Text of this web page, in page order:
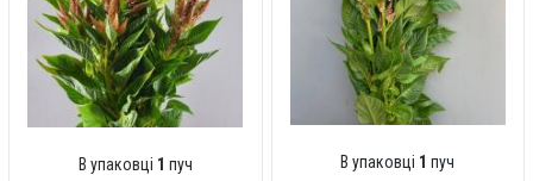
В упаковці 1 пуч В упаковці 1 пуч